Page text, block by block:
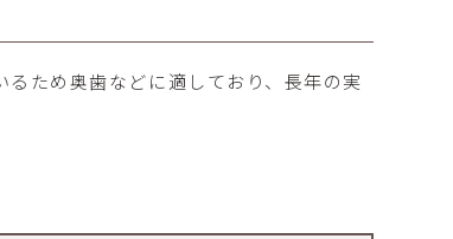
ため奥歯などに適しており、長年の実